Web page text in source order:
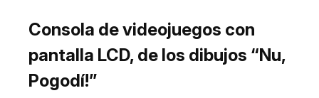
Consola de videojuegos con
pantalla LCD, de los dibujos “Nu,
Pogodí!”